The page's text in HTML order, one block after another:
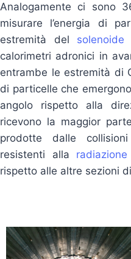
Analogamente ci sono
misurare l’energia di
estremità del solenoide
calorimetri adronici in
entrambe le estremità di
di particelle che
angolo rispetto alla
ricevono la maggior
prodotte dalle
resistenti alla radiazione
rispetto alle altre sezioni